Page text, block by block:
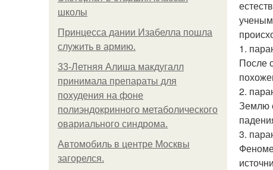
школы
Принцесса дании Изабелла пошла
служить в армию.
33-Летняя Алиша макдугалл
принимала препараты для
похудения на фоне
полиэндокринного метаболического
овариального синдрома.
Автомобиль в центре Москвы
загорелся.
1.
После
2.
Землю
3.